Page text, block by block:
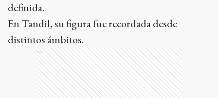
definida.
En Tandil, su figura fue recordada desde
distintos ámbitos.
Ads